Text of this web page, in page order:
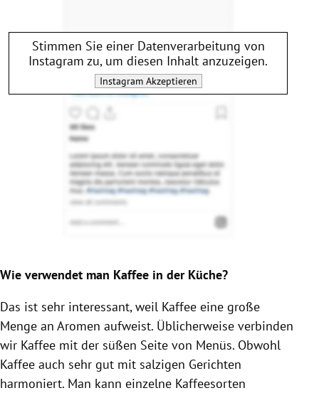
Stimmen Sie einer Datenverarbeitung von
Instagram zu, um diesen Inhalt anzuzeigen.
InstagramAkzeptieren
Wie verwendet man Kaffee in der Küche?
Das ist sehr interessant, weil Kaffee eine große
Menge an Aromen aufweist. Üblicherweise verbinden
wir Kaffee mit der süßen Seite von Menüs. Obwohl
Kaffee auch sehr gut mit salzigen Gerichten
harmoniert. Man kann einzelne Kaffeesorten